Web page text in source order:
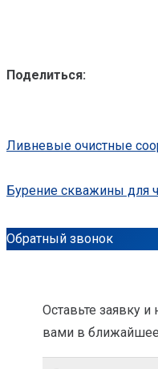
Поделиться:
Ливневые очистные
Бурение скважины для
Обратный звонок
Оставьте заявку
вами в